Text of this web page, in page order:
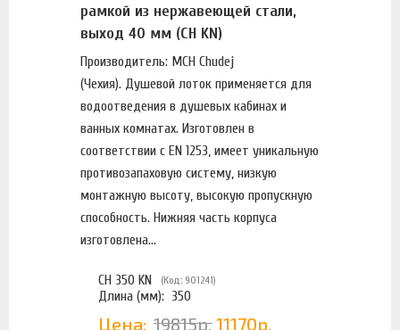
рамкой из нержавеющей стали,
выход 40 мм (CH KN)
Производитель: MCH Chudej
(Чехия). Душевой лоток применяется для
водоотведения в душевых кабинах и
ванных комнатах. Изготовлен в
соответствии с EN 1253, имеет уникальную
противозапаховую систему, низкую
монтажную высоту, высокую пропускную
способность. Нижняя часть корпуса
изготовлена...
CH 350 KN (Код: 901241)
Длина (мм): 350
Цена: 19815р. 11170р.